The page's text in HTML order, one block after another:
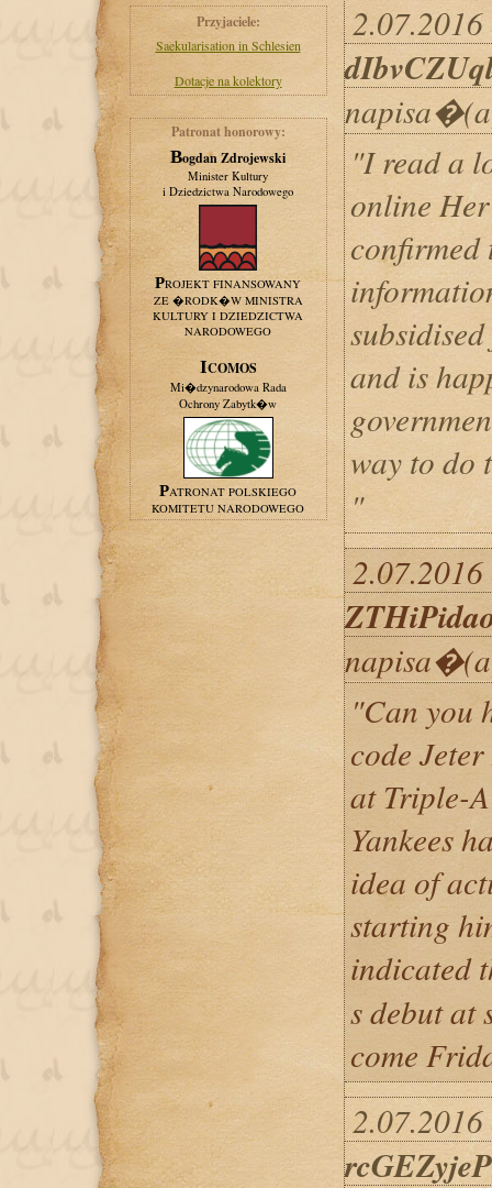
Przyjaciele:
Saekularisation in Schlesien
Dotacje na kolektory
Patronat honorowy:
Bogdan Zdrojewski
Minister Kultury
i Dziedzictwa Narodowego
PROJEKT FINANSOWANY
ZE �RODK�W MINISTRA
KULTURY I DZIEDZICTWA
NARODOWEGO
ICOMOS
Mi�dzynarodowa Rada
Ochrony Zabytk�w
PATRONAT POLSKIEGO
KOMITETU NARODOWEGO
"I read a
online
and is
way to
"
"Can you
code
at Triple-
Yankees
idea of
starting
s debut at
come
rcGEZyjeP